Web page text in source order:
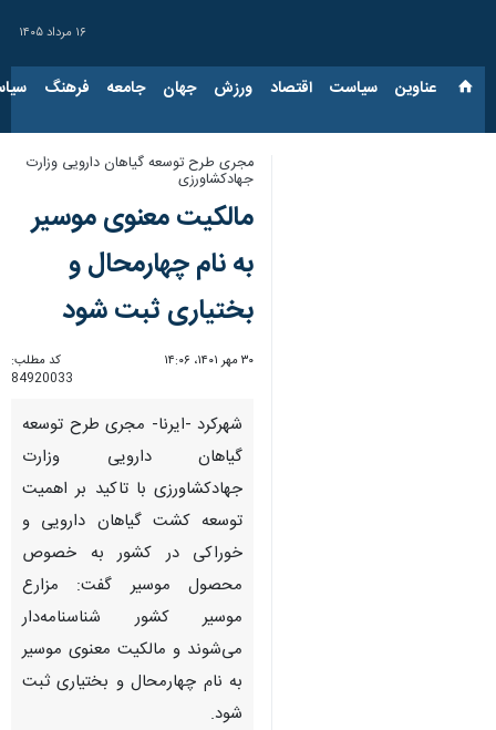
۱۶ مرداد ۱۴۰۵
عناوین‌ سیاست اقتصاد ورزش جهان جامعه فرهنگ
مجری طرح توسعه گیاهان دارویی وزارت
جهادکشاورزی
مالکیت معنوی موسیر
به نام چهارمحال و
بختیاری ثبت شود
۳۰ مهر ۱۴۰۱، ۱۴:۰۶
کد مطلب:
84920033
شهرکرد -ایرنا- مجری طرح توسعه
گیاهان دارویی وزارت
جهادکشاورزی با تاکید بر اهمیت
توسعه کشت گیاهان دارویی و
خوراکی در کشور به خصوص
محصول موسیر گفت: مزارع
موسیر کشور شناسنامه‌دار
می‌شوند و مالکیت معنوی موسیر
به نام چهارمحال و بختیاری ثبت
شود.